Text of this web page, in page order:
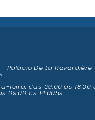
- Palácio De La Ravardière
feira, das 09:00 ás 18:00
09:00 às 14:00hs